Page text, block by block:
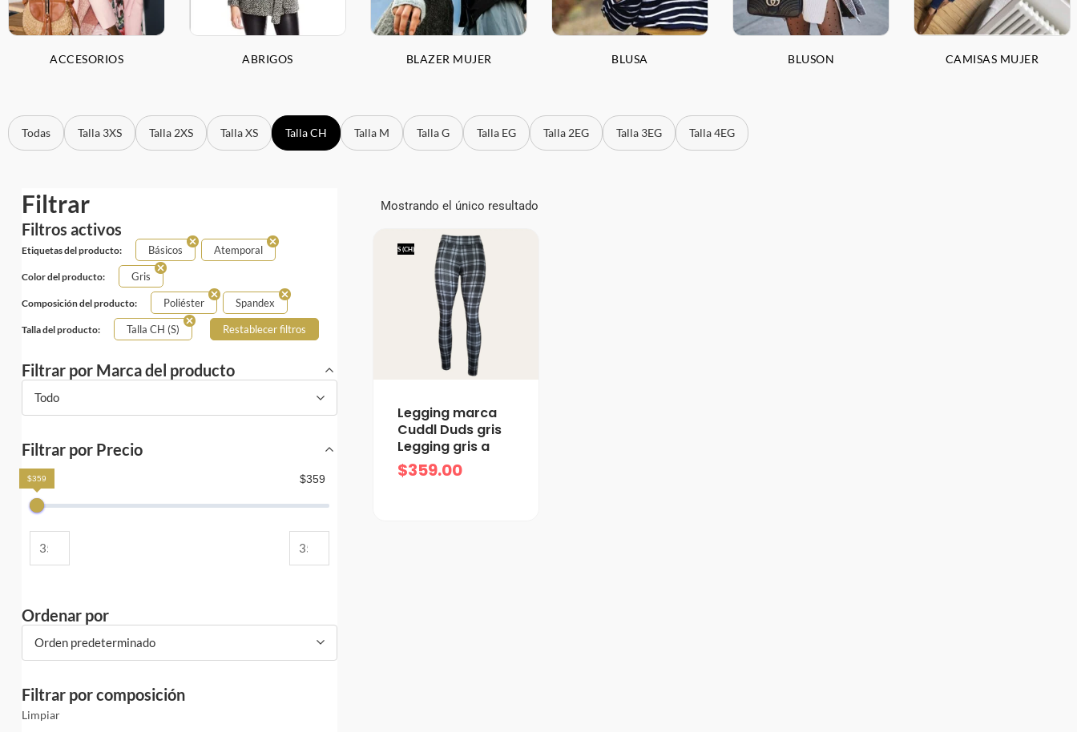
ACCESORIOS ABRIGOS BLAZER MUJER BLUSA BLUSON CAMISAS MUJER
Todas Talla 3XS Talla 2XS Talla XS Talla CH Talla M Talla G Talla EG Talla 2EG Talla 3EG Talla 4EG
Filtrar
Filtros activos
Etiquetas del producto: Básicos Atemporal
Color del producto: Gris
Composición del producto: Poliéster Spandex
Talla del producto: Talla CH (S) Restablecer filtros
Filtrar por Marca del producto
Todo
Filtrar por Precio
$359
$359
Ordenar por
Orden predeterminado
Filtrar por composición
Limpiar
Mostrando el único resultado
S (CH)
Legging marca
Cuddl Duds gris
Legging gris a
$359.00